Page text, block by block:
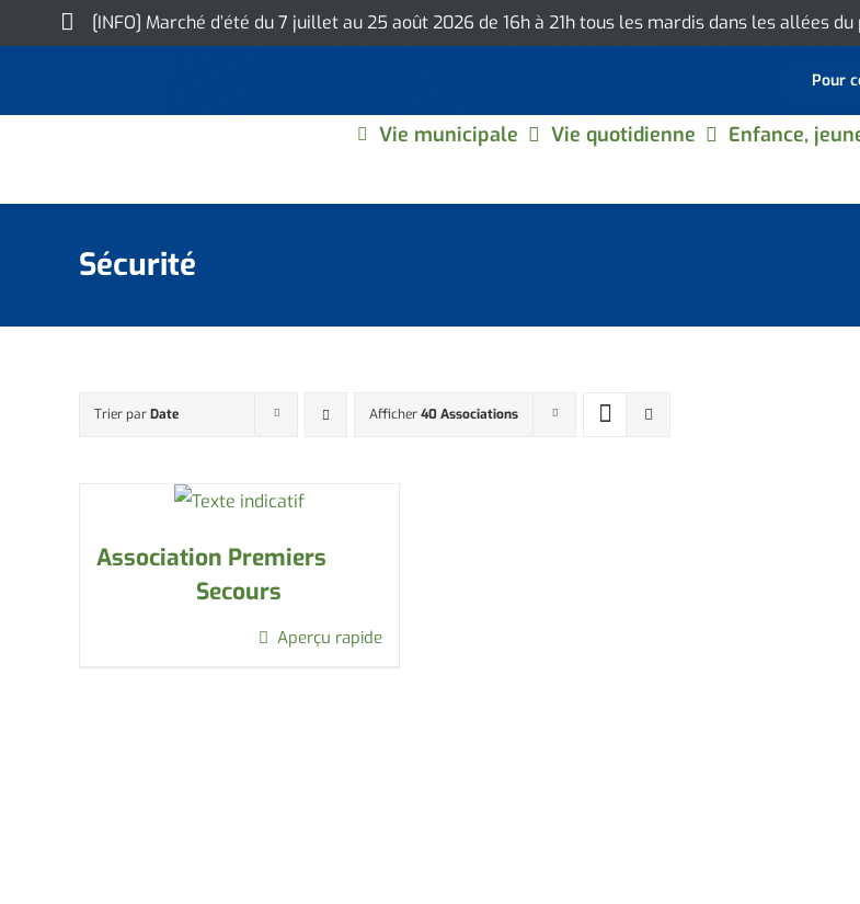
to
[INFO] Marché d’été du 7 juillet au 25 août 2026 de 16h à 21h tous les mardis dans les allées
Pour
Vie municipale Vie quotidienne Enfance,
Sécurité
Trier parDate Afficher40 Associations
Association Premiers
Secours
Aperçu rapide